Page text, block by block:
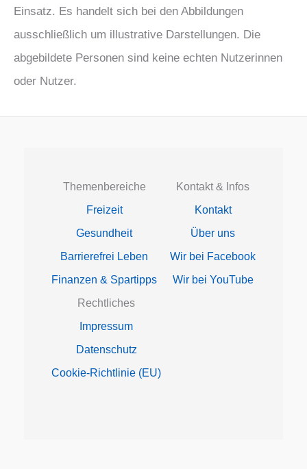
Einsatz. Es handelt sich bei den Abbildungen
ausschließlich um illustrative Darstellungen. Die
abgebildete Personen sind keine echten Nutzerinnen
oder Nutzer.
Themenbereiche
Freizeit
Gesundheit
Barrierefrei Leben
Finanzen & Spartipps
Kontakt & Infos
Kontakt
Über uns
Wir bei Facebook
Wir bei YouTube
Rechtliches
Impressum
Datenschutz
Cookie-Richtlinie (EU)